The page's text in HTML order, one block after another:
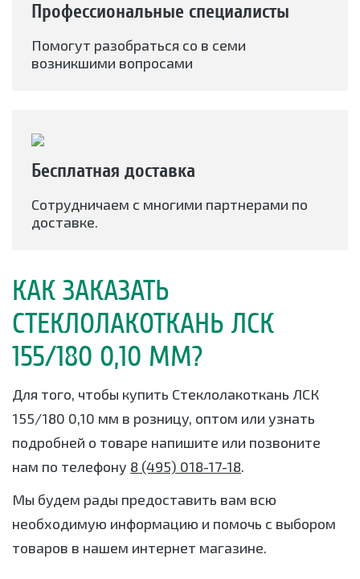
Профессиональные специалисты
Помогут разобраться со в семи
возникшими вопросами
Бесплатная доставка
Сотрудничаем с многими партнерами по
доставке.
КАК ЗАКАЗАТЬ
СТЕКЛОЛАКОТКАНЬ ЛСК
155/180 0,10 ММ?
Для того, чтобы купить Стеклолакоткань ЛСК
155/180 0,10 мм в розницу, оптом или узнать
подробней о товаре напишите или позвоните
нам по телефону 8 (495) 018-17-18.
Мы будем рады предоставить вам всю
необходимую информацию и помочь с выбором
товаров в нашем интернет магазине.